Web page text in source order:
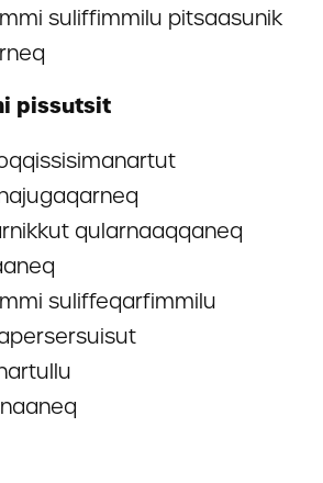
suliffimmilu pitsaasunik
pissutsit
qularnaaqqaneq
suliffeqarfimmilu